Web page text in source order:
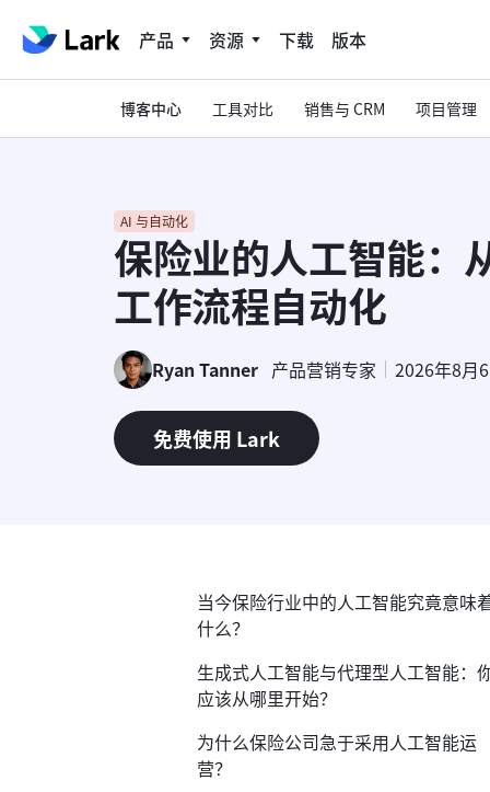
产品 资源 下载 版本
博客中心 工具对比 销售与 CRM 项目管理
AI 与自动化
保险业的人工智能：
工作流程自动化
Ryan Tanner 产品营销专家 2026年8月
免费使用 Lark
当今保险行业中的人工智能究竟意味
什么？
生成式人工智能与代理型人工智能：
应该从哪里开始？
为什么保险公司急于采用人工智能运
营？